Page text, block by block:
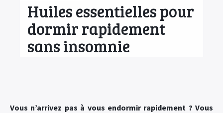
Huiles essentielles pour
dormir rapidement
sans insomnie
Vous n’arrivez pas à vous endormir rapidement ? Vous